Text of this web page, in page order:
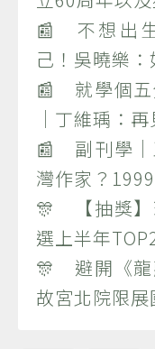
📰 不想出
己！吳曉樂
📰 就學個五
｜丁維瑀：
📰 副刊學｜
灣作家？
🎊 【抽獎】
選上半年
🎊 避開《龍
故宮北院限